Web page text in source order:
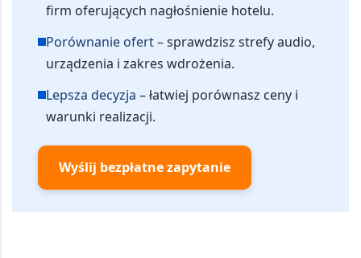
firm oferujących nagłośnienie hotelu.
Porównanie ofert– sprawdzisz strefy audio,
urządzenia i zakres wdrożenia.
Lepsza decyzja – łatwiej porównasz ceny i
warunki realizacji.
Wyślij bezpłatne zapytanie